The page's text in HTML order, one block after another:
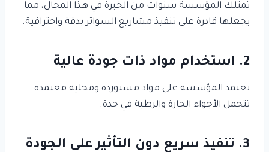
تمتلك المؤسسة سنوات من الخبرة في هذا المجال، مما
يجعلها قادرة على تنفيذ مشاريع السواتر بدقة واحترافية.
2. استخدام مواد ذات جودة عالية
تعتمد المؤسسة على مواد مستوردة ومحلية معتمدة
تتحمل الأجواء الحارة والرطبة في جدة.
3. تنفيذ سريع دون التأثير على الجودة